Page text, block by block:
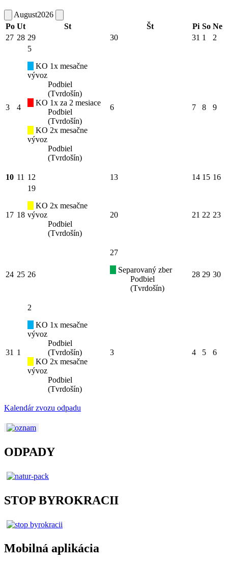
August2026
Po Ut St Št Pi So Ne
27 28 29 30 31 1 2
3 4
5
KO 1x mesačne
vývoz
Podbiel
(Tvrdošín)
KO 1x za 2 mesiace
Podbiel
(Tvrdošín)
KO 2x mesačne
vývoz
Podbiel
(Tvrdošín)
6 7 8 9
10 11 12 13 14 15 16
17 18
19
KO 2x mesačne
vývoz
Podbiel
(Tvrdošín)
20 21 22 23
24 25 26
27
Separovaný zber
Podbiel
(Tvrdošín)
28 29 30
31 1
2
KO 1x mesačne
vývoz
Podbiel
(Tvrdošín)
KO 2x mesačne
vývoz
Podbiel
(Tvrdošín)
3 4 5 6
Kalendár zvozu odpadu
ODPADY
STOP BYROKRACII
Mobilná aplikácia